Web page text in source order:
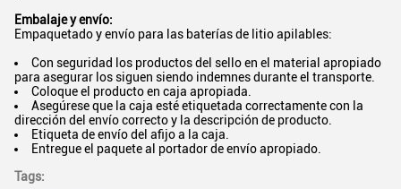
Embalaje y envío:
Empaquetado y envío para las baterías de litio apilables:
Con seguridad los productos del sello en el material apropiado
para asegurar los siguen siendo indemnes durante el transporte.
Coloque el producto en caja apropiada.
Asegúrese que la caja esté etiquetada correctamente con la
dirección del envío correcto y la descripción de producto.
Etiqueta de envío del afijo a la caja.
Entregue el paquete al portador de envío apropiado.
Tags: